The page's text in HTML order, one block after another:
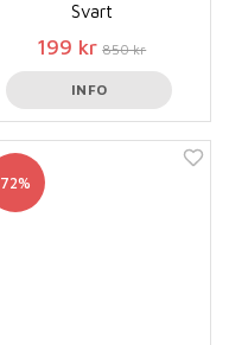
Svart
199 kr 850 kr
INFO
72%